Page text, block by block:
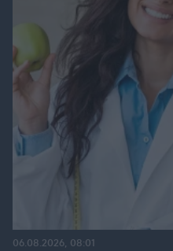
06.08.2026, 08:01